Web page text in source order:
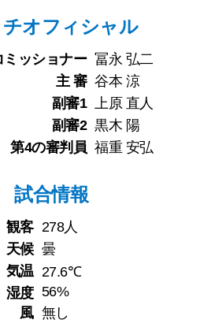
オフィシャル
ミッショナー 冨永 弘二
主 審 谷本 涼
副審1 上原 直人
副審2 黒木 陽
第4の審判員 福重 安弘
試合情報
観客 278人
天候 曇
気温 27.6℃
湿度 56%
風 無し